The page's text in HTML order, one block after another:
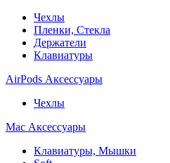
Чехлы
Пленки, Стекла
Держатели
Клавиатуры
AirPods Аксессуары
Чехлы
Mac Аксессуары
Клавиатуры, Мышки